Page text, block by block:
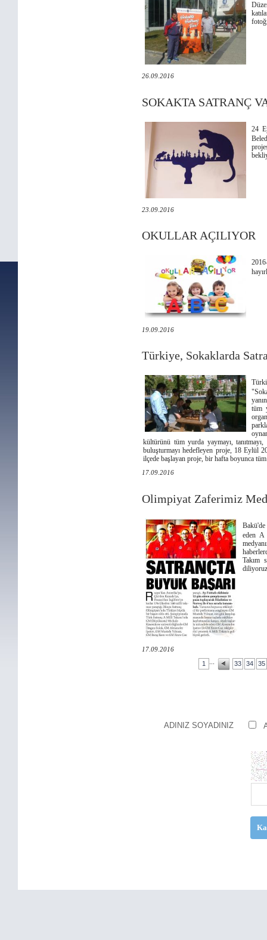
26.09.2016
SOKAKTA SATRANÇ
24
23.09.2016
OKULLAR AÇILIYOR
19.09.2016
Türkiye, Sokaklarda
tüm
kültürünü tüm yurda yaymayı,
buluşturmayı hedefleyen proje, 18 Eylül
ilçede başlayan proje, bir hafta boyunca
17.09.2016
Olimpiyat Zaferimiz
eden A
Takım
17.09.2016
1
33 34 35
ADINIZ SOYADINIZ